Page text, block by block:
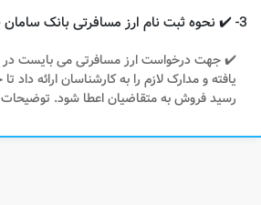
3- ✔️ نحوه ثبت نام ارز مسافرتی بانک سامان چگونه است؟
✔️ جهت درخواست ارز مسافرتی می بایست
یافته و مدارک لازم را به کارشناسان ارائه داد
رسید فروش به متقاضیان اعطا شود.